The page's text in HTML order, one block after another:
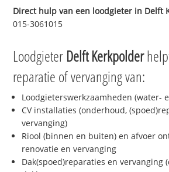
Direct hulp van een loodgieter in Delft
015-3061015
Loodgieter Delft Kerkpolder
reparatie of vervanging van:
Loodgieterswerkzaamheden (water-
CV installaties (onderhoud,
vervanging)
Riool (binnen en buiten) en afvoer
renovatie en vervanging
Dak(spoed)reparaties en vervanging